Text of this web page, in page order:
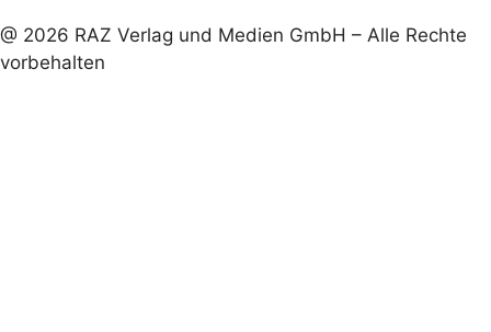
@ 2026 RAZ Verlag und Medien GmbH – Alle Rechte
vorbehalten